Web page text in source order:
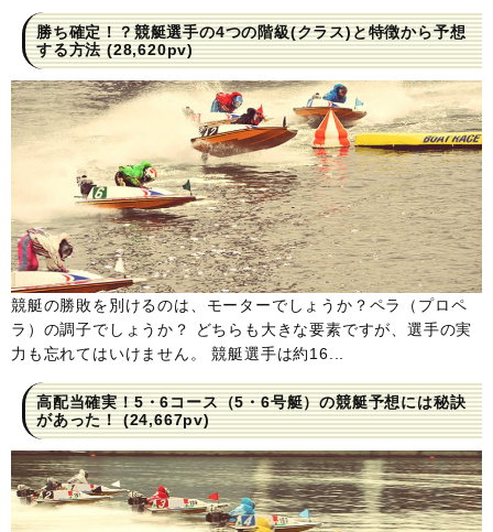
勝ち確定！？競艇選手の4つの階級(クラス)と特徴から予想
する方法(28,620pv)
競艇の勝敗を別けるのは、モーターでしょうか？ペラ（プロペ
ラ）の調子でしょうか？ どちらも大きな要素ですが、選手の実
力も忘れてはいけません。 競艇選手は約16...
高配当確実！5・6コース（5・6号艇）の競艇予想には秘訣
があった！(24,667pv)